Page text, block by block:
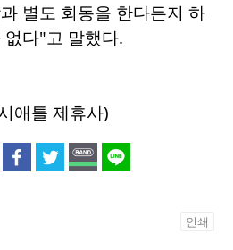
별도 회동을 한다든지 하
다"고 말했다.
애틀 제휴사)
인쇄